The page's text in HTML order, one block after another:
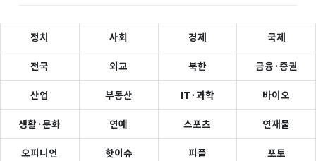
정치 사회 경제 국제
전국 외교 북한 금융·증권
산업 부동산 IT·과학 바이오
생활·문화 연예 스포츠 연재물
오피니언 핫이슈 피플 포토